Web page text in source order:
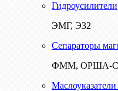
Гидроусилители
ЭМГ, Э32
Сепараторы
ФММ, ОРША-